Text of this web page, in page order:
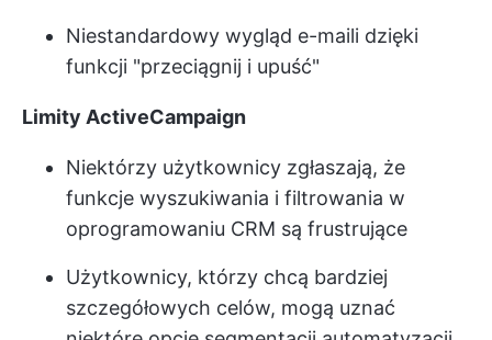
Niestandardowy wygląd e-maili dzięki
funkcji "przeciągnij i upuść"
Limity ActiveCampaign
Niektórzy użytkownicy zgłaszają, że
funkcje wyszukiwania i filtrowania w
oprogramowaniu CRM są frustrujące
Użytkownicy, którzy chcą bardziej
szczegółowych celów, mogą uznać